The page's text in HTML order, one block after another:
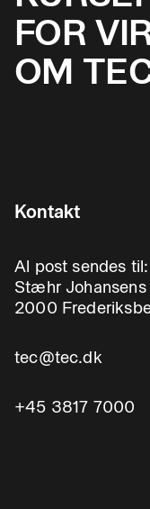
FOR
OM
Kontakt
Al post sendes til:
Stæhr Johansens
2000
tec@tec.dk
+45 3817 7000